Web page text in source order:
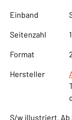
Einband
Seitenzahl
Format
Hersteller
S/w illustriert. Ab